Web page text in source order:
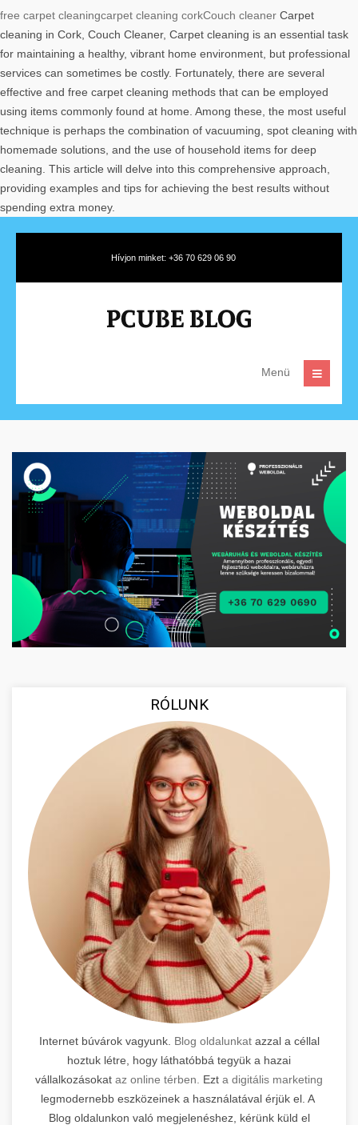
free carpet cleaningcarpet cleaning corkCouch cleaner Carpet
cleaning in Cork, Couch Cleaner, Carpet cleaning is an essential task
for maintaining a healthy, vibrant home environment, but professional
services can sometimes be costly. Fortunately, there are several
effective and free carpet cleaning methods that can be employed
using items commonly found at home. Among these, the most useful
technique is perhaps the combination of vacuuming, spot cleaning with
homemade solutions, and the use of household items for deep
cleaning. This article will delve into this comprehensive approach,
providing examples and tips for achieving the best results without
spending extra money.
Hívjon minket: +36 70 629 06 90
Menü
RÓLUNK
Internet búvárok vagyunk. Blog oldalunkatazzal a céllal
hoztuk létre, hogy láthatóbbá tegyük a hazai
vállalkozásokat az online térben. Ezt a digitális marketing
legmodernebb eszközeinek a használatával érjük el. A
Blog oldalunkon való megjelenéshez, kérünk küld el